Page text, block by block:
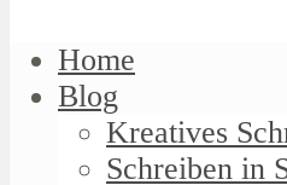
Home
Blog
Kreatives
Schreiben in